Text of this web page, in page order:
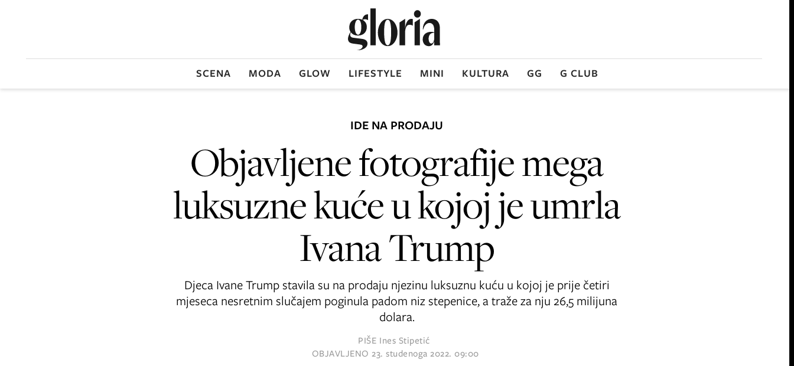
SCENA MODA GLOW LIFESTYLE MINI KULTURA GG G CLUB
IDE NA PRODAJU
Objavljene fotografije mega
luksuzne kuće u kojoj je umrla
Ivana Trump
Djeca Ivane Trump stavila su na prodaju njezinu luksuznu kuću u kojoj je prije četiri
mjeseca nesretnim slučajem poginula padom niz stepenice, a traže za nju 26,5 milijuna
dolara.
PIŠE Ines Stipetić
OBJAVLJENO23. studenoga 2022. 09:00